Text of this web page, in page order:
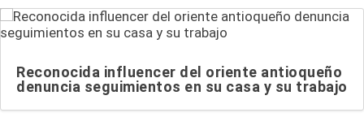
Reconocida influencer del oriente antioqueño
denuncia seguimientos en su casa y su trabajo